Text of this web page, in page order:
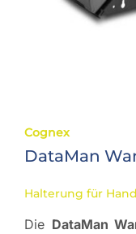
Cognex
DataMan
Halterung für
Die DataMan